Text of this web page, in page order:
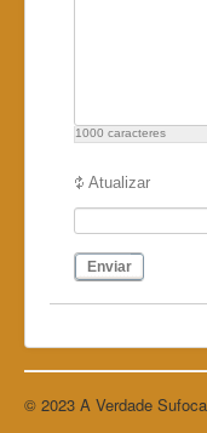
1000 caracteres
Atualizar
Enviar
© 2023 A Verdade